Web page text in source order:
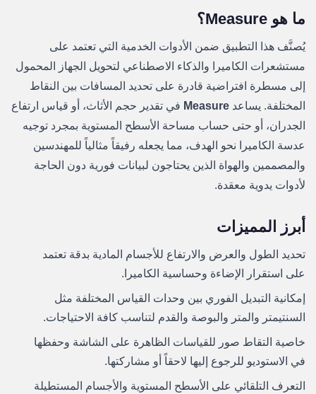
ما هو Measure؟
يُصنَّف هذا التطبيق ضمن الأدوات الخدمية التي تعتمد على
مستشعرات الكاميرا والذكاء الاصطناعي لتحويل الجهاز المحمول
إلى مسطرة افتراضية قادرة على تحديد المسافات بين النقاط
المختلفة. يساعد Measure في تقدير حجم الأثاث، أو قياس ارتفاع
الجدران، أو حتى حساب مساحة الأسطح المستوية بمجرد توجيه
عدسة الكاميرا نحو الهدف، مما يجعله رفيقاً مثالياً للمهندسين
والمصممين والهواة الذين يحتاجون لبيانات فورية دون الحاجة
لأدوات يدوية معقدة.
أبرز المميزات
تحديد الطول والعرض والارتفاع للأجسام المادية بدقة تعتمد
على استقرار الإضاءة وحساسية الكاميرا.
إمكانية التبديل الفوري بين وحدات القياس المختلفة مثل
السنتيمتر والمتر والبوصة والقدم لتناسب كافة الاحتياجات.
خاصية التقاط صور للقياسات الظاهرة على الشاشة وحفظها
في الاستوديو للرجوع إليها لاحقاً أو مشاركتها.
التعرف التلقائي على الأسطح المستوية والأجسام المستطيلة